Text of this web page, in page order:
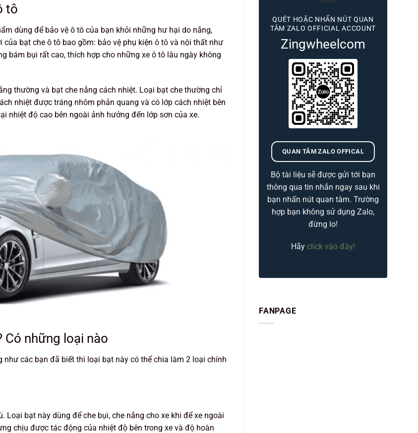
tô
dùng để bảo vệ ô tô của bạn khỏi những hư hại do nắng,
bạt che ô tô bao gồm: bảo vệ phụ kiện ô tô và nội thất như
bám bụi rất cao, thích hợp cho những xe ô tô lâu ngày không
thường và bạt che nắng cách nhiệt. Loại bạt che thường chỉ
nhiệt được tráng nhôm phản quang và có lớp cách nhiệt bên
nhiệt độ cao bên ngoài ảnh hưởng đến lớp sơn của xe.
Có những loại nào
các bạn đã biết thì loại bạt này có thể chia làm 2 loại chính
bạt này dùng để che bụi, che nắng cho xe khi để xe ngoài
chịu được tác động của nhiệt độ bên trong xe và độ hoàn
QUÉT HOẶC NHẤN NÚT QUAN
TÂM ZALO OFFICIAL ACCOUNT
Zingwheelcom
QUAN TÂM ZALO OFFICAL
Bộ tài liệu sẽ được gửi tới bạn
thông qua tin nhắn ngay sau khi
bạn nhấn nút quan tâm. Trường
hợp bạn không sử dụng Zalo,
đừng lo!
Hãy click vào đây!
FANPAGE